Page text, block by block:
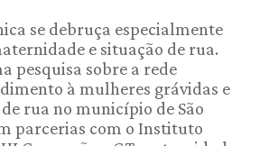
se debruça especialmente
e situação de rua.
pesquisa sobre a rede
à mulheres grávidas e
rua no município de São
parcerias com o Instituto